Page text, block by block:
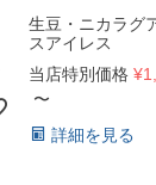
生豆・ニカラグ
スアイレス
当店特別価格 ¥
〜
詳細を見る